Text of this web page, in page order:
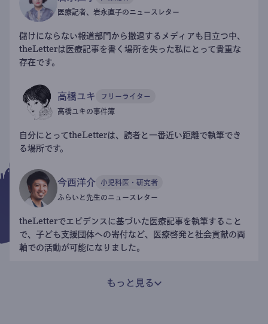
医療記者、岩永直子のニュースレター
儲けにならない報道部門から撤退するメディアも目立つ中、
theLetterは医療記事を書く場所を失った私にとって貴重な
存在です。
高橋ユキ フリーライター
高橋ユキの事件簿
自分にとってtheLetterは、読者と一番近い距離で執筆でき
る場所です。
今西洋介 小児科医・研究者
ふらいと先生のニュースレター
theLetterでエビデンスに基づいた医療記事を執筆すること
で、子ども支援団体への寄付など、医療啓発と社会貢献の両
軸での活動が可能になりました。
もっと見る